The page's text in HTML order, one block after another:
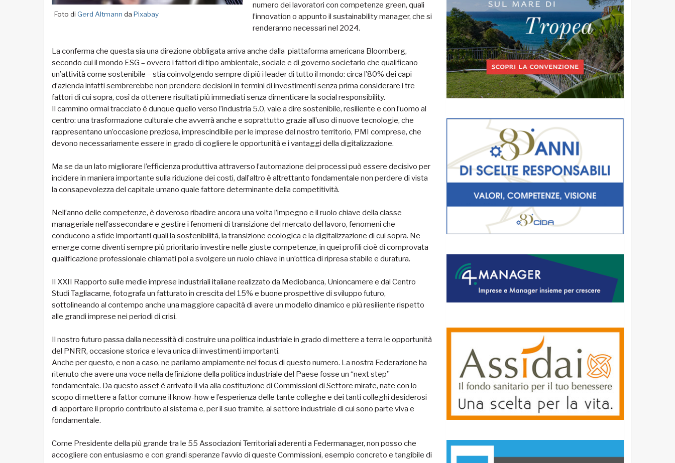
Foto di Gerd Altmann da Pixabay
numero dei lavoratori con competenze green, quali
l’innovation o appunto il sustainability manager, che si
renderanno necessari nel 2024.
La conferma che questa sia una direzione obbligata arriva anche dalla piattaforma americana Bloomberg,
secondo cui il mondo ESG – ovvero i fattori di tipo ambientale, sociale e di governo societario che qualificano
un’attività come sostenibile – stia coinvolgendo sempre di più i leader di tutto il mondo: circa l’80% dei capi
d’azienda infatti sembrerebbe non prendere decisioni in termini di investimenti senza prima considerare i tre
fattori di cui sopra, così da ottenere risultati più immediati senza dimenticare la social responsibility.
Il cammino ormai tracciato è dunque quello verso l’industria 5.0, vale a dire sostenibile, resiliente e con l’uomo al
centro: una trasformazione culturale che avverrà anche e soprattutto grazie all’uso di nuove tecnologie, che
rappresentano un’occasione preziosa, imprescindibile per le imprese del nostro territorio, PMI comprese, che
devono necessariamente essere in grado di cogliere le opportunità e i vantaggi della digitalizzazione.
Ma se da un lato migliorare l’efficienza produttiva attraverso l’automazione dei processi può essere decisivo per
incidere in maniera importante sulla riduzione dei costi, dall’altro è altrettanto fondamentale non perdere di vista
la consapevolezza del capitale umano quale fattore determinante della competitività.
Nell’anno delle competenze, è doveroso ribadire ancora una volta l’impegno e il ruolo chiave della classe
manageriale nell’assecondare e gestire i fenomeni di transizione del mercato del lavoro, fenomeni che
conducono a sfide importanti quali la sostenibilità, la transizione ecologica e la digitalizzazione di cui sopra. Ne
emerge come diventi sempre più prioritario investire nelle giuste competenze, in quei profili cioè di comprovata
qualificazione professionale chiamati poi a svolgere un ruolo chiave in un’ottica di ripresa stabile e duratura.
Il XXII Rapporto sulle medie imprese industriali italiane realizzato da Mediobanca, Unioncamere e dal Centro
Studi Tagliacarne, fotografa un fatturato in crescita del 15% e buone prospettive di sviluppo futuro,
sottolineando al contempo anche una maggiore capacità di avere un modello dinamico e più resiliente rispetto
alle grandi imprese nei periodi di crisi.
Il nostro futuro passa dalla necessità di costruire una politica industriale in grado di mettere a terra le opportunità
del PNRR, occasione storica e leva unica di investimenti importanti.
Anche per questo, e non a caso, ne parliamo ampiamente nel focus di questo numero. La nostra Federazione ha
ritenuto che avere una voce nella definizione della politica industriale del Paese fosse un “next step”
fondamentale. Da questo asset è arrivato il via alla costituzione di Commissioni di Settore mirate, nate con lo
scopo di mettere a fattor comune il know-how e l’esperienza delle tante colleghe e dei tanti colleghi desiderosi
di apportare il proprio contributo al sistema e, per il suo tramite, al settore industriale di cui sono parte viva e
fondamentale.
Come Presidente della più grande tra le 55 Associazioni Territoriali aderenti a Federmanager, non posso che
accogliere con entusiasmo e con grandi speranze l’avvio di queste Commissioni, esempio concreto e tangibile di